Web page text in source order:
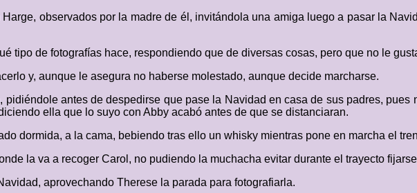
observados por la madre de él, invitándola una amiga luego a pasar la
tipo de fotografías hace, respondiendo que de diversas cosas, pero que no le
y, aunque le asegura no haberse molestado, aunque decide marcharse.
antes de despedirse que pase la Navidad en casa de sus padres, pues
ella que lo suyo con Abby acabó antes de que se distanciaran.
dormida, a la cama, bebiendo tras ello un whisky mientras pone en marcha el
la va a recoger Carol, no pudiendo la muchacha evitar durante el trayecto
aprovechando Therese la parada para fotografiarla.